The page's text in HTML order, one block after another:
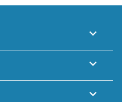


